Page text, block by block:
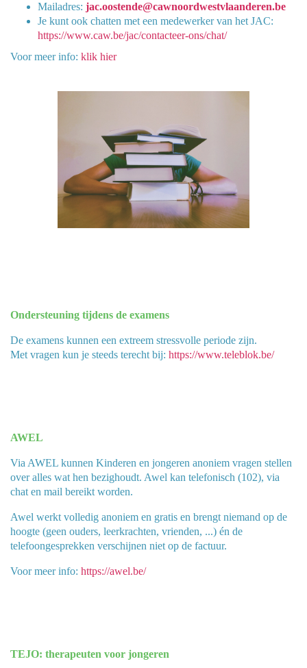
Mailadres: jac.oostende@cawnoordwestvlaanderen.be
Je kunt ook chatten met een medewerker van het JAC:
https://www.caw.be/jac/contacteer-ons/chat/
Voor meer info: klik hier
Ondersteuning tijdens de examens
De examens kunnen een extreem stressvolle periode zijn.
Met vragen kun je steeds terecht bij: https://www.teleblok.be/
AWEL
Via AWEL kunnen Kinderen en jongeren anoniem vragen stellen
over alles wat hen bezighoudt. Awel kan telefonisch (102), via
chat en mail bereikt worden.
Awel werkt volledig anoniem en gratis en brengt niemand op de
hoogte (geen ouders, leerkrachten, vrienden, ...) én de
telefoongesprekken verschijnen niet op de factuur.
Voor meer info: https://awel.be/
TEJO: therapeuten voor jongeren